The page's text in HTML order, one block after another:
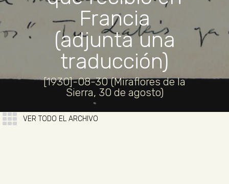
Francia
(adjunta una
traducción)
[1930]-08-30 (Miraflores de la
Sierra, 30 de agosto)
VER TODO EL ARCHIVO